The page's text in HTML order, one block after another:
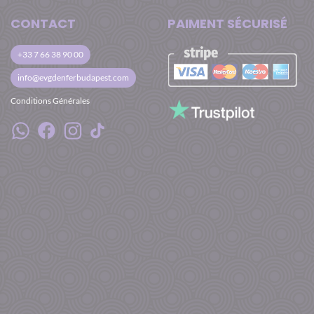
CONTACT
+33 7 66 38 90 00
info@evgdenferbudapest.com
Conditions Générales
PAIMENT SÉCURISÉ